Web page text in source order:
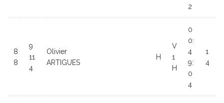
2
8
8
9
11
4
Olivier
ARTIGUES
H
V
1
H
0
0:
4
9:
0
4
1
4